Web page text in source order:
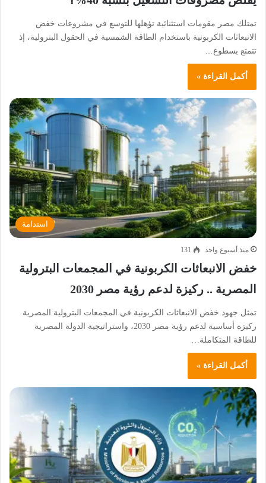
تمتلك مصر مقومات استثنائية تؤهلها للتوسع في مشروعات خفض
الانبعاثات الكربونية باستخدام الطاقة الشمسية في الحقول البترولية، إذ
تتمتع بسطوع…
أكمل القراءة »
استدامة
منذ أسبوع واحد 131
خفض الانبعاثات الكربونية في المجمعات البترولية
المصرية .. ركيزة لدعم رؤية مصر 2030
تمثل جهود خفض الانبعاثات الكربونية في المجمعات البترولية المصرية
ركيزة أساسية لدعم رؤية مصر 2030، واستراتيجية الدولة المصرية
للطاقة المتكاملة…
أكمل القراءة »